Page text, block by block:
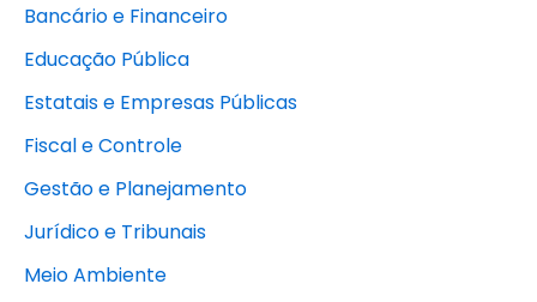
Bancário e Financeiro
Educação Pública
Estatais e Empresas Públicas
Fiscal e Controle
Gestão e Planejamento
Jurídico e Tribunais
Meio Ambiente